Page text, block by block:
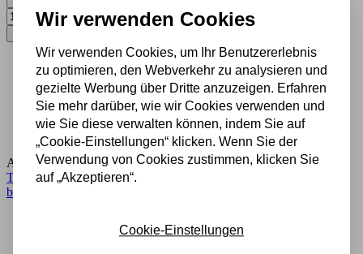
500 m2 großes Lampengeschäft in Rijssen
Experten für Lampen seit 70 Jahren
Kostenloser Versand in Deutschland ab 99 €
Kostenlose Lichtquellen inklusive
Sichere Zahlung im Anschluss mit Klarna
Artikelnummer:yt27-p33 Kategorie:Buntglaslampe,Lampe,
Tiffany Tischlampe,Tischlampe aus Buntglas
bis Ø36cm
Zusätzliche Informationen
Wir verwenden Cookies
Wir verwenden Cookies, um Ihr Benutzererlebnis
zu optimieren, den Webverkehr zu analysieren und
gezielte Werbung über Dritte anzuzeigen. Erfahren
Sie mehr darüber, wie wir Cookies verwenden und
wie Sie diese verwalten können, indem Sie auf
„Cookie-Einstellungen“ klicken. Wenn Sie der
Verwendung von Cookies zustimmen, klicken Sie
auf „Akzeptieren“.
Cookie-Einstellungen